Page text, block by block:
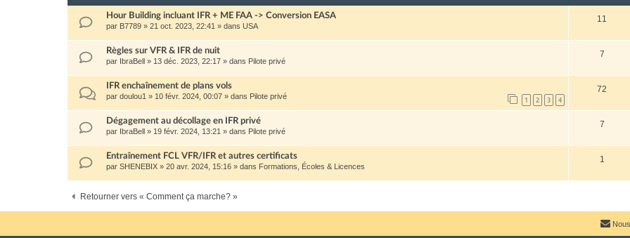
Hour Building incluant IFR + ME FAA -> Conversion EASA
par B7789 » 21 oct. 2023, 22:41 » dans USA
11
Règles sur VFR & IFR de nuit
par IbraBell » 13 déc. 2023, 22:17 » dans Pilote privé
7
IFR enchaînement de plans vols
par doulou1 » 10 févr. 2024, 00:07 » dans Pilote privé 1 2 3 4
72
Dégagement au décollage en IFR privé
par IbraBell » 19 févr. 2024, 13:21 » dans Pilote privé
7
Entraînement FCL VFR/IFR et autres certificats
par SHENEBIX » 20 avr. 2024, 15:16 » dans Formations, Écoles & Licences
1
Retourner vers « Comment ça marche? »